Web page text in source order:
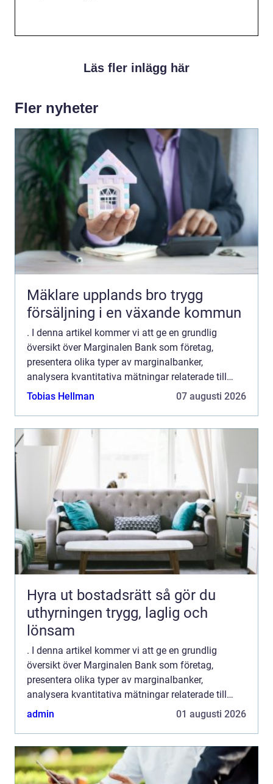
Läs fler inlägg här
Fler nyheter
Mäklare upplands bro trygg
försäljning i en växande kommun
. I denna artikel kommer vi att ge en grundlig
översikt över Marginalen Bank som företag,
presentera olika typer av marginalbanker,
analysera kvantitativa mätningar relaterade till
dessa företag samt diskutera skillnaderna mellan
Tobias Hellman 07 augusti 2026
Hyra ut bostadsrätt så gör du
uthyrningen trygg, laglig och
lönsam
. I denna artikel kommer vi att ge en grundlig
översikt över Marginalen Bank som företag,
presentera olika typer av marginalbanker,
analysera kvantitativa mätningar relaterade till
dessa företag samt diskutera skillnaderna mellan
admin 01 augusti 2026